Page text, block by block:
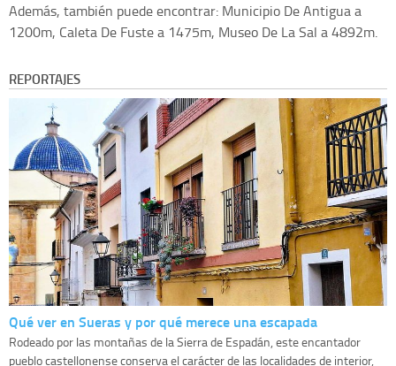
Además, también puede encontrar: Municipio De Antigua a
1200m, Caleta De Fuste a 1475m, Museo De La Sal a 4892m.
REPORTAJES
Qué ver en Sueras y por qué merece una escapada
Rodeado por las montañas de la Sierra de Espadán, este encantador
pueblo castellonense conserva el carácter de las localidades de interior,